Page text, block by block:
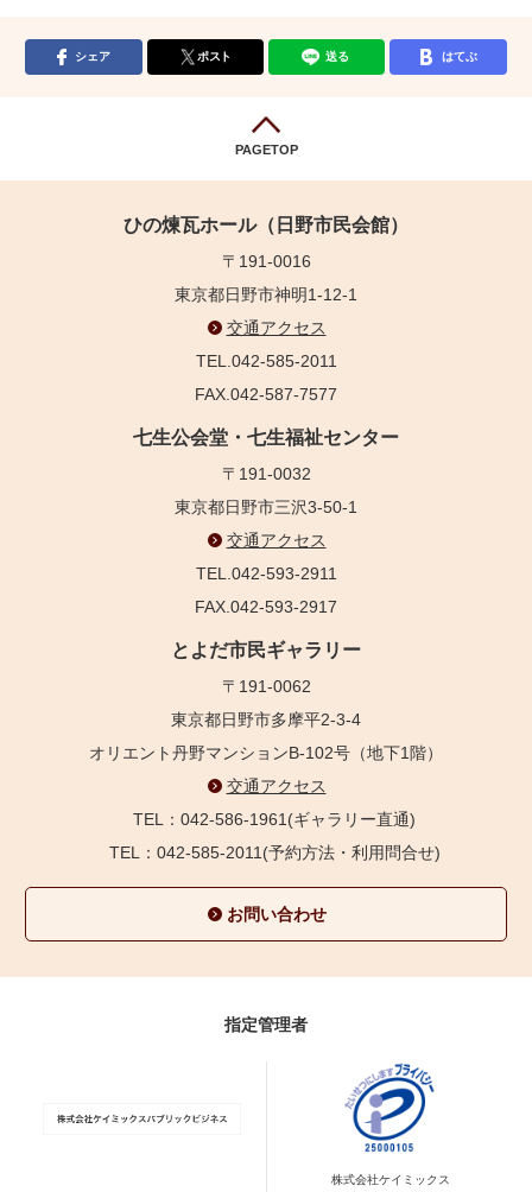
シェア ポスト 送る はてぶ
PAGETOP
ひの煉瓦ホール（日野市民会館）
〒191-0016
東京都日野市神明1-12-1
交通アクセス
TEL.042-585-2011
FAX.042-587-7577
七生公会堂・七生福祉センター
〒191-0032
東京都日野市三沢3-50-1
交通アクセス
TEL.042-593-2911
FAX.042-593-2917
とよだ市民ギャラリー
〒191-0062
東京都日野市多摩平2-3-4
オリエント丹野マンションB-102号（地下1階）
交通アクセス
TEL：042-586-1961(ギャラリー直通)
TEL：042-585-2011(予約方法・利用問合せ)
お問い合わせ
指定管理者
株式会社ケイミックス